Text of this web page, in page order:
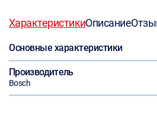
ХарактеристикиОписание
Основные характеристики
Производитель
Bosch